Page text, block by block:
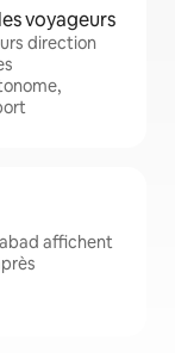
voyageurs
direction
affichent